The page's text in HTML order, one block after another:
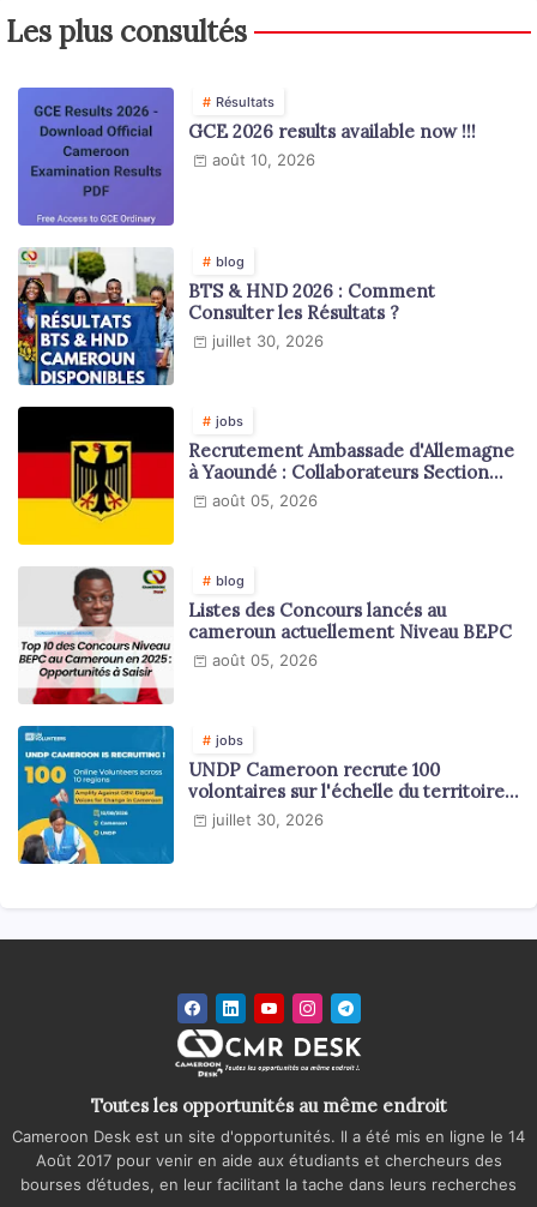
Les plus consultés
Résultats
GCE 2026 results available now !!!
août 10, 2026
blog
BTS & HND 2026 : Comment
Consulter les Résultats ?
juillet 30, 2026
jobs
Recrutement Ambassade d'Allemagne
à Yaoundé : Collaborateurs Section
Juridique et Consulaire
août 05, 2026
blog
Listes des Concours lancés au
cameroun actuellement Niveau BEPC
août 05, 2026
jobs
UNDP Cameroon recrute 100
volontaires sur l'échelle du territoire
national
juillet 30, 2026
Toutes les opportunités au même endroit
Cameroon Desk est un site d'opportunités. Il a été mis en ligne le 14
Août 2017 pour venir en aide aux étudiants et chercheurs des
bourses d’études, en leur facilitant la tache dans leurs recherches